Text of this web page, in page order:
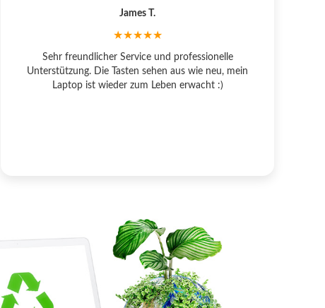
James T.
★★★★★
Sehr freundlicher Service und professionelle
Unterstützung. Die Tasten sehen aus wie neu, mein
Laptop ist wieder zum Leben erwacht :)